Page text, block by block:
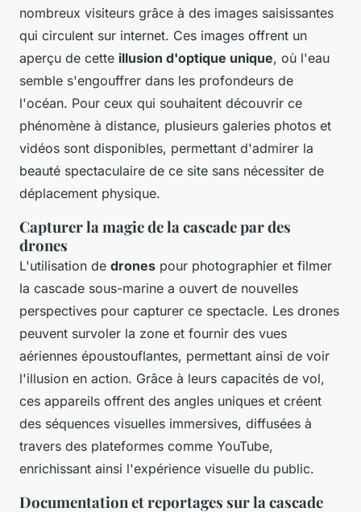
nombreux visiteurs grâce à des images saisissantes
qui circulent sur internet. Ces images offrent un
aperçu de cette illusion d'optique unique, où l'eau
semble s'engouffrer dans les profondeurs de
l'océan. Pour ceux qui souhaitent découvrir ce
phénomène à distance, plusieurs galeries photos et
vidéos sont disponibles, permettant d'admirer la
beauté spectaculaire de ce site sans nécessiter de
déplacement physique.
Capturer la magie de la cascade par des
drones
L'utilisation de drones pour photographier et filmer
la cascade sous-marine a ouvert de nouvelles
perspectives pour capturer ce spectacle. Les drones
peuvent survoler la zone et fournir des vues
aériennes époustouflantes, permettant ainsi de voir
l'illusion en action. Grâce à leurs capacités de vol,
ces appareils offrent des angles uniques et créent
des séquences visuelles immersives, diffusées à
travers des plateformes comme YouTube,
enrichissant ainsi l'expérience visuelle du public.
Documentation et reportages sur la cascade